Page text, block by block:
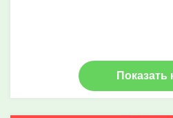
Показать